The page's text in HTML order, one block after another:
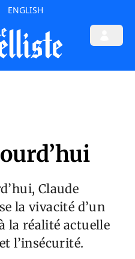
ENGLISH
Claude
la vivacité d’un
la réalité actuelle
l’insécurité.